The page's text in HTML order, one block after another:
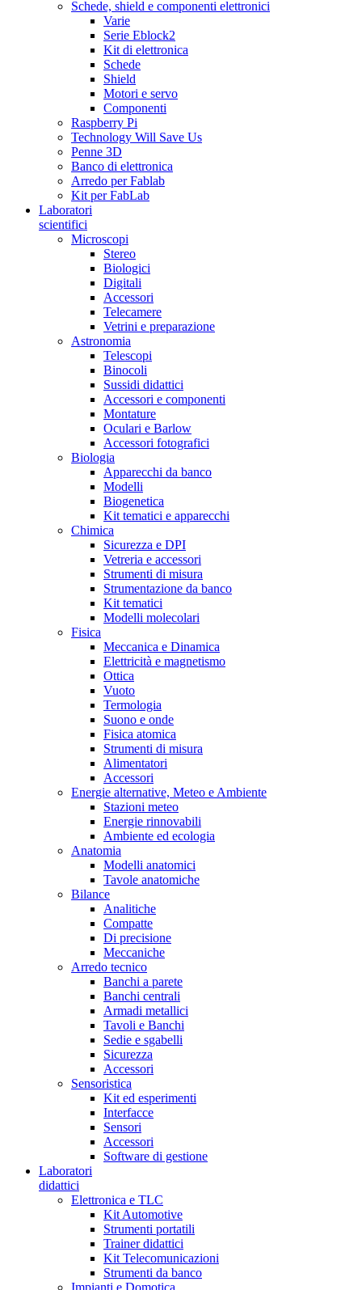
Schede, shield e componenti elettronici
Varie
Serie Eblock2
Kit di elettronica
Schede
Shield
Motori e servo
Componenti
Raspberry Pi
Technology Will Save Us
Penne 3D
Banco di elettronica
Arredo per Fablab
Kit per FabLab
Laboratori
scientifici
Microscopi
Stereo
Biologici
Digitali
Accessori
Telecamere
Vetrini e preparazione
Astronomia
Telescopi
Binocoli
Sussidi didattici
Accessori e componenti
Montature
Oculari e Barlow
Accessori fotografici
Biologia
Apparecchi da banco
Modelli
Biogenetica
Kit tematici e apparecchi
Chimica
Sicurezza e DPI
Vetreria e accessori
Strumenti di misura
Strumentazione da banco
Kit tematici
Modelli molecolari
Fisica
Meccanica e Dinamica
Elettricità e magnetismo
Ottica
Vuoto
Termologia
Suono e onde
Fisica atomica
Strumenti di misura
Alimentatori
Accessori
Energie alternative, Meteo e Ambiente
Stazioni meteo
Energie rinnovabili
Ambiente ed ecologia
Anatomia
Modelli anatomici
Tavole anatomiche
Bilance
Analitiche
Compatte
Di precisione
Meccaniche
Arredo tecnico
Banchi a parete
Banchi centrali
Armadi metallici
Tavoli e Banchi
Sedie e sgabelli
Sicurezza
Accessori
Sensoristica
Kit ed esperimenti
Interfacce
Sensori
Accessori
Software di gestione
Laboratori
didattici
Elettronica e TLC
Kit Automotive
Strumenti portatili
Trainer didattici
Kit Telecomunicazioni
Strumenti da banco
Impianti e Domotica